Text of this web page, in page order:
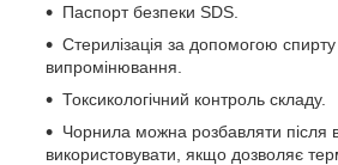
Паспорт безпеки SDS.
Стерилізація за допомогою
випромінювання.
Токсикологічний контроль складу.
Чорнила можна розбавляти після
використовувати, якщо дозволяє